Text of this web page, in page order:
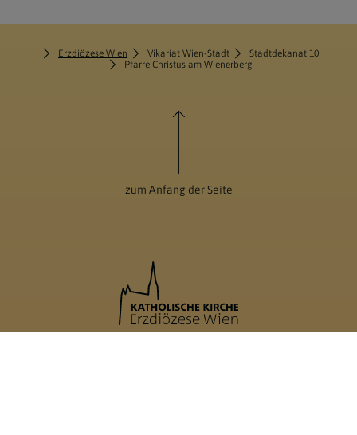
Erzdiözese Wien Vikariat Wien-Stadt
Stadtdekanat 10
Pfarre Christus am Wienerberg
zum Anfang der Seite